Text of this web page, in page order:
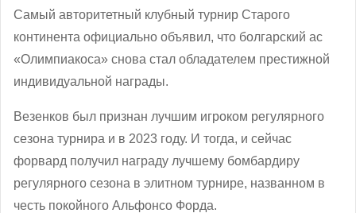
Самый авторитетный клубный турнир Старого
континента официально объявил, что болгарский ас
«Олимпиакоса» снова стал обладателем престижной
индивидуальной награды.
Везенков был признан лучшим игроком регулярного
сезона турнира и в 2023 году. И тогда, и сейчас
форвард получил награду лучшему бомбардиру
регулярного сезона в элитном турнире, названном в
честь покойного Альфонсо Форда.